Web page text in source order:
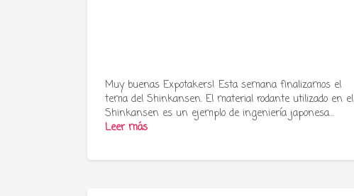
Muy buenas Expotakers! Esta semana finalizamos el
tema del Shinkansen. El material rodante utilizado en el
Shinkansen es un ejemplo de ingeniería japonesa…
Leer más